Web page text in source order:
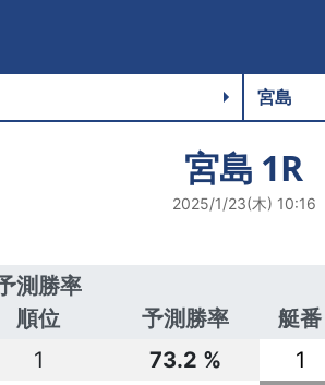
宮島 1R
2025/1/23(木) 10:16
測勝率
順位
予測勝率 艇番
1
73.2 % 1